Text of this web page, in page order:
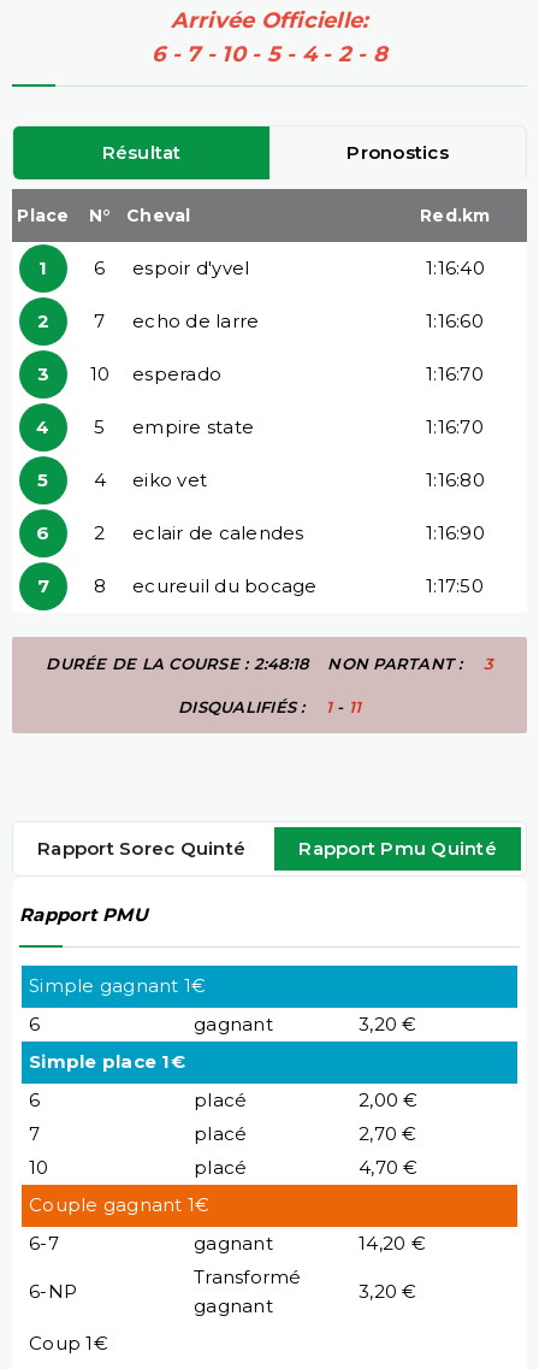
Arrivée Officielle:
6 - 7 - 10 - 5 - 4 - 2 - 8
Résultat Pronostics
Place N° Cheval Red.km
1 6 espoir d'yvel 1:16:40
2 7 echo de larre 1:16:60
3 10 esperado 1:16:70
4 5 empire state 1:16:70
5 4 eiko vet 1:16:80
6 2 eclair de calendes 1:16:90
7 8 ecureuil du bocage 1:17:50
DURÉE DE LA COURSE : 2:48:18 NON PARTANT : 3
DISQUALIFIÉS : 1- 11
Rapport Sorec Quinté Rapport Pmu Quinté
Rapport PMU
Simple gagnant 1€
6
gagnant
3,20 €
Simple place 1€
6
placé
2,00 €
7
placé
2,70 €
10
placé
4,70 €
Couple gagnant 1€
6-7
gagnant 14,20 €
6-NP
Transformé
gagnant
3,20 €
Coup 1€